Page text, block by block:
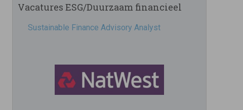
Vacatures ESG/Duurzaam financieel
Sustainable Finance Advisory Analyst